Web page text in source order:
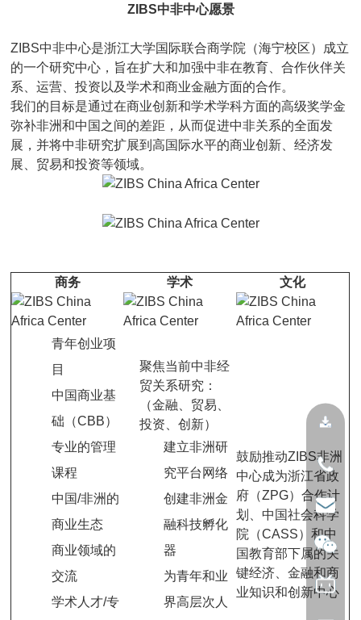
ZIBS中非中心愿景
ZIBS中非中心是浙江大学国际联合商学院（海宁校区）成立
的一个研究中心，旨在扩大和加强中非在教育、合作伙伴关
系、运营、投资以及学术和商业金融方面的合作。
我们的目标是通过在商业创新和学术学科方面的高级奖学金
弥补非洲和中国之间的差距，从而促进中非关系的全面发
展，并将中非研究扩展到高国际水平的商业创新、经济发
展、贸易和投资等领域。
商务 学术 文化
青年创业项
目
中国商业基
础（CBB）
专业的管理
课程
中国/非洲的
商业生态
商业领域的
交流
学术人才/专
聚焦当前中非经
贸关系研究：
（金融、贸易、
投资、创新）
建立非洲研
究平台网络
创建非洲金
融科技孵化
器
为青年和业
界高层次人
鼓励推动ZIBS非洲
中心成为浙江省政
府（ZPG）合作计
划、中国社会科学
院（CASS）和中
国教育部下属的关
键经济、金融和商
业知识和创新中心